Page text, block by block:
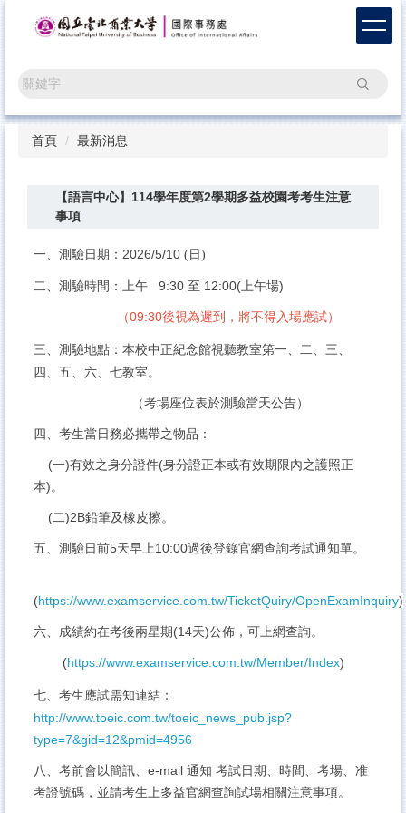
區
搜尋
首頁 最新消息
【語言中心】114學年度第2學期多益校園考考生注意
事項
一、測驗日期： 2026/5/10 ( 日 )
二、測驗時間：上午 9:30 至 12:00(上午場)
（09:30後視為遲到，將不得入場應試）
三、測驗地點：本校中正紀念館視聽教室第一、二、 三、
四、 五、六、七教室。
（考場座位表於測驗當天公告）
四、考生當日務必攜帶之物品：
(一)有效之身分證件(身分證正本或有效期限內之護照正
本)。
(二)2B鉛筆及橡皮擦。
五、測驗日前5天早上10:00過後登錄官網查詢考試通知單。
(https://www.examservice.com.tw/TicketQuiry/OpenExamInquiry)
六、成績約在考後兩星期(14天)公佈，可上網查詢。
(https://www.examservice.com.tw/Member/Index)
七、考生應試需知連結：
http://www.toeic.com.tw/toeic_news_pub.jsp?
type=7&gid=12&pmid=4956
八、考前會以簡訊、e-mail 通知 考試日期、時間、考場、准
考證號碼，並請考生上多益官網查詢試場相關注意事項。